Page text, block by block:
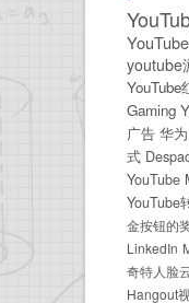
youtube
YouTube
Gaming
广告 华为
式
YouTube
YouTube
金按钮的
LinkedIn
奇特人脸
Hangout